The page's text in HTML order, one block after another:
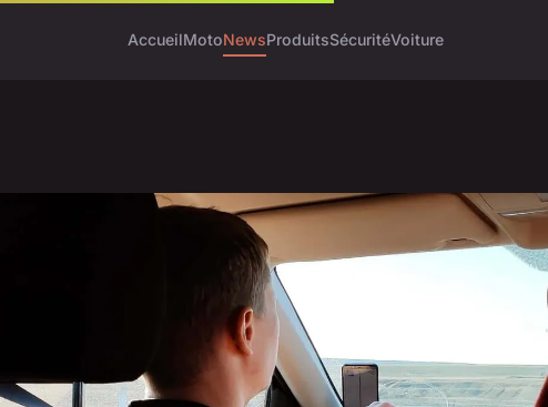
AccueilMotoNewsProduitsSécuritéVoiture